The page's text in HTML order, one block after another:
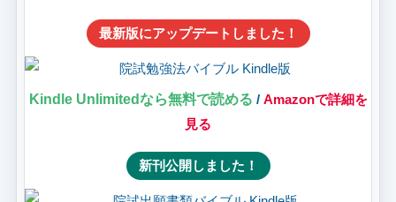
最新版にアップデートしました！
Kindle Unlimitedなら無料で読める / Amazonで詳細を
見る
新刊公開しました！